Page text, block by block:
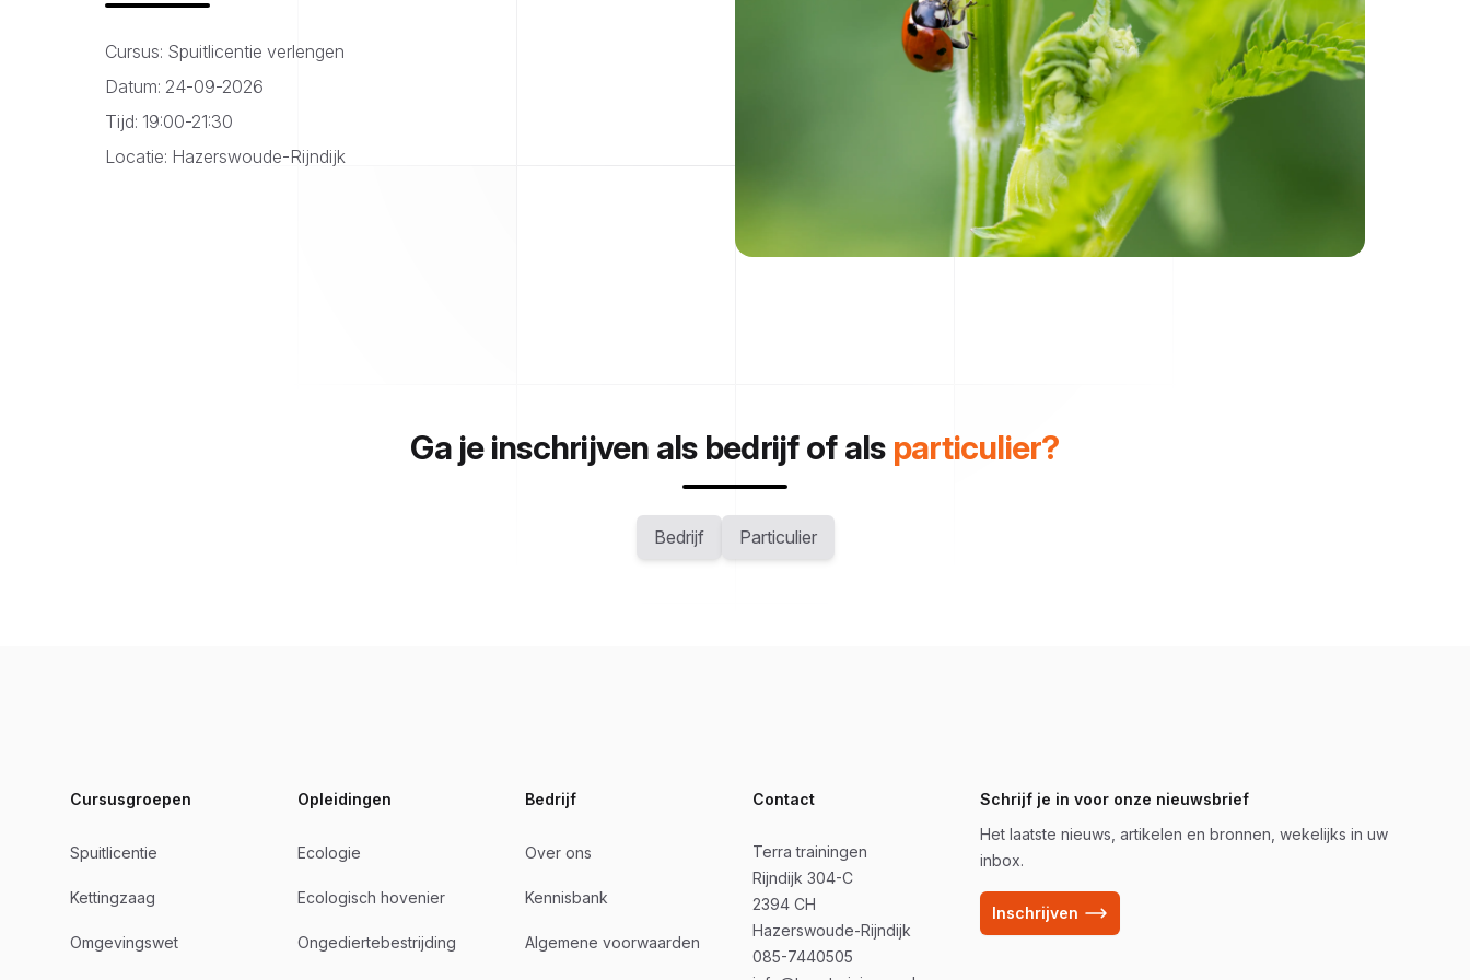
Cursus: Spuitlicentie verlengen
Datum: 24-09-2026
Tijd: 19:00-21:30
Locatie: Hazerswoude-Rijndijk
Ga je inschrijven als bedrijf of als particulier?
Bedrijf Particulier
Cursusgroepen
Spuitlicentie
Kettingzaag
Omgevingswet
Opleidingen
Ecologie
Ecologisch hovenier
Ongediertebestrijding
Bedrijf
Over ons
Kennisbank
Algemene voorwaarden
Contact
Terra trainingen
Rijndijk 304-C
2394 CH
Hazerswoude-Rijndijk
085-7440505
Schrijf je in voor onze nieuwsbrief
Het laatste nieuws, artikelen en bronnen, wekelijks in uw
inbox.
Inschrijven